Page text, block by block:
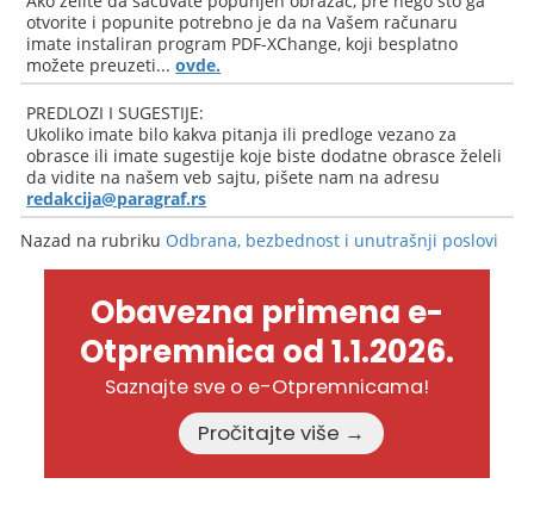
otvorite i popunite potrebno je da na Vašem računaru
imate instaliran program PDF-XChange, koji besplatno
možete preuzeti...ovde.
PREDLOZI I SUGESTIJE:
Ukoliko imate bilo kakva pitanja ili predloge vezano za
obrasce ili imate sugestije koje biste dodatne obrasce želeli
da vidite na našem veb sajtu, pišete nam na adresu
redakcija@paragraf.rs
Nazad na rubriku Odbrana, bezbednost i unutrašnji poslovi
Obavezna primena e-
Otpremnica od 1.1.2026.
Saznajte sve o e-Otpremnicama!
Pročitajte više →